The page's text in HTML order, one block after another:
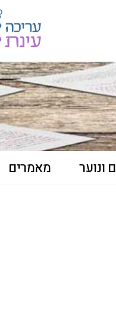
ונוער מאמרים